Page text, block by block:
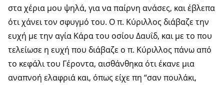
στα χέρια μου ψηλά, για να παίρνη ανάσες, και έβλεπα
ότι χάνει τον σφυγμό του. Ο π. Κύριλλος διάβαζε την
ευχή με την αγία Κάρα του οσίου Δαυΐδ, και με το που
τελείωσε η ευχή που διάβαζε ο π. Κύριλλος πάνω από
το κεφάλι του Γέροντα, αισθάνθηκα ότι έκανε μια
αναπνοή ελαφριά και, όπως είχε πη “σαν πουλάκι,